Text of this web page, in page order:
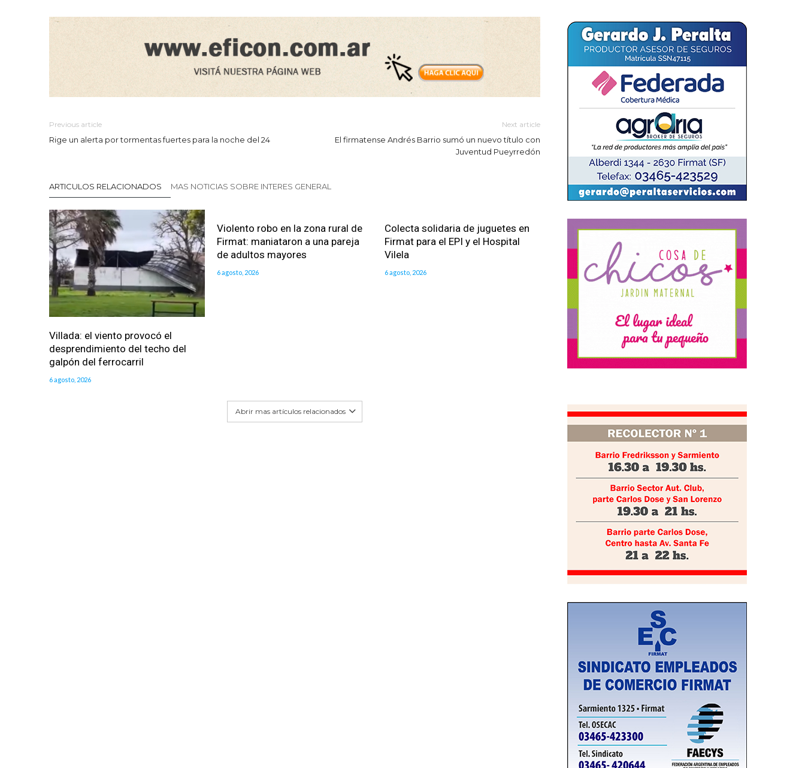
Previous article
Rige un alerta por tormentas fuertes para la noche del 24
Next article
El firmatense Andrés Barrio sumó un nuevo título con
Juventud Pueyrredón
ARTICULOS RELACIONADOS MAS NOTICIAS SOBRE INTERES GENERAL
Villada: el viento provocó el
desprendimiento del techo del
galpón del ferrocarril
6 agosto, 2026
Violento robo en la zona rural de
Firmat: maniataron a una pareja
de adultos mayores
6 agosto, 2026
Colecta solidaria de juguetes en
Firmat para el EPI y el Hospital
Vilela
6 agosto, 2026
Abrir mas artículos relacionados